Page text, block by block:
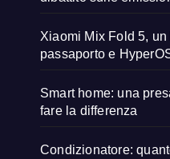
Xiaomi Mix Fold 5,
passaporto e
Smart home: una
fare la differenza
Condizionatore: